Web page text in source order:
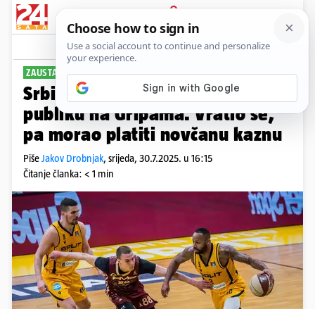
PRIJAVA
Sport Komentari
ZAUSTAVLJEN NA GRANICI
Srbin dizao tri prsta i provocirao
publiku na Gripama. Vratio se,
pa morao platiti novčanu kaznu
PišeJakov Drobnjak, srijeda, 30.7.2025. u 16:15
Čitanje članka: < 1 min